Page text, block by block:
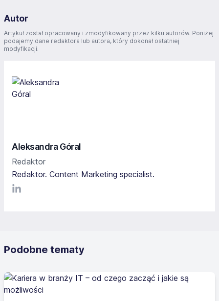
Autor
Artykuł został opracowany i zmodyfikowany przez kilku autorów. Poniżej
podajemy dane redaktora lub autora, który dokonał ostatniej
modyfikacji.
Aleksandra Góral
Redaktor
Redaktor. Content Marketing specialist.
LinkediIn
Podobne tematy